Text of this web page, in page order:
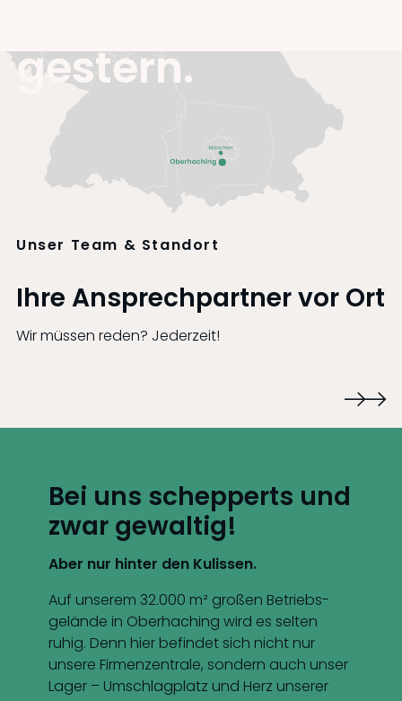
gestern.
Unser Team & Standort
Ihre Ansprechpartner vor Ort
Wir müssen reden? Jederzeit!
Bei uns schepperts und
zwar gewaltig!
Aber nur hinter den Kulissen.
Auf unserem 32.000 m² großen Betriebs­
gelände in Oberhaching wird es selten
ruhig. Denn hier befindet sich nicht nur
unsere Firmen­zentrale, sondern auch unser
Lager – Umschlag­platz und Herz unserer